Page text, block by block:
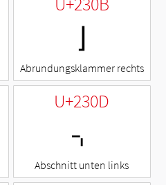
⌋
Abrundungsklammer rechts
U+230D
⌍
Abschnitt unten links